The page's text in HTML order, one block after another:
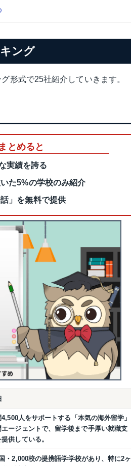
ング
形式で25社紹介していきます。
とめると
実績を誇る
た5%の学校のみ紹介
」を無料で提供
人をサポートする「本気の海外留学」
エージェントで、留学後まで手厚い就職支
供している。
・2,000校の提携語学学校があり、特に2ヶ